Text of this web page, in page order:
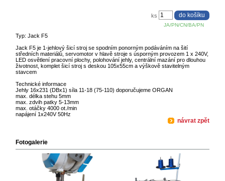
JA/PN/CN/BA/PN
ks
Typ: Jack F5
Jack F5 je 1-jehlový šicí stroj se spodním ponorným podáváním na šití
středních materiálů, servomotor v hlavě stroje s úsporným provozem 1 x 240V,
LED osvětlení pracovní plochy, polohování jehly, centrální mazání pro dlouhou
životnost, komplet šicí stroj s deskou 105x55cm a výškově stavitelným
stavcem
Technické informace
Jehly 16x231 (DBx1) síla 11-18 (75-110) doporučujeme ORGAN
max. délka stehu 5mm
max. zdvih patky 5-13mm
max. otáčky 4000 ot./min
napájení 1x240V 50Hz
návrat zpět
Fotogalerie